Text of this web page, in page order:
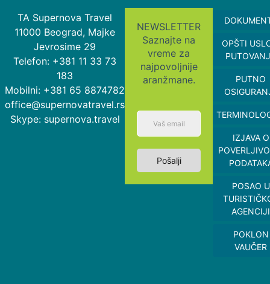
TA Supernova Travel
11000 Beograd, Majke
Jevrosime 29
Telefon: +381 11 33 73
183
Mobilni: +381 65 8874782
office@supernovatravel.rs
Skype: supernova.travel
NEWSLETTER
Saznajte na
vreme za
najpovoljnije
aranžmane.
Pošalji
OPŠTI
PUTNO
IZJAVA O
POSAO U
AGENCIJI
POKLON
VAUČER